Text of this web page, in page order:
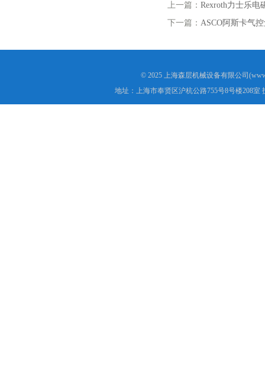
上一篇： Rexroth力士乐电
下一篇： ASCO阿斯卡气
© 2025 上海森层机械设备有限公司
地址：上海市奉贤区沪杭公路755号8号楼208室